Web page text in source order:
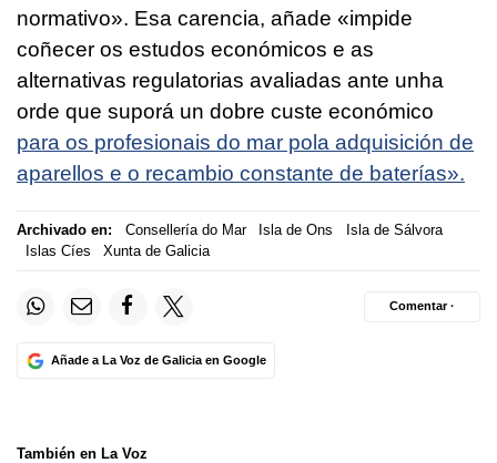
normativo». Esa carencia, añade «impide
coñecer os estudos económicos e as
alternativas regulatorias avaliadas ante unha
orde que suporá un dobre custe económico
para os profesionais do mar pola adquisición de
aparellos e o recambio constante de baterías».
Archivado en: Consellería do Mar Isla de Ons
Isla de Sálvora
Islas Cíes
Xunta de Galicia
Añade a La Voz de Galicia en Google
Comentar ·
También en La Voz